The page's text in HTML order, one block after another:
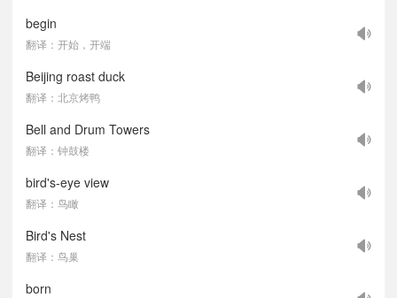
begin
翻译：开始，开端
Beijing roast duck
翻译：北京烤鸭
Bell and Drum Towers
翻译：钟鼓楼
bird's-eye view
翻译：鸟瞰
Bird's Nest
翻译：鸟巢
born